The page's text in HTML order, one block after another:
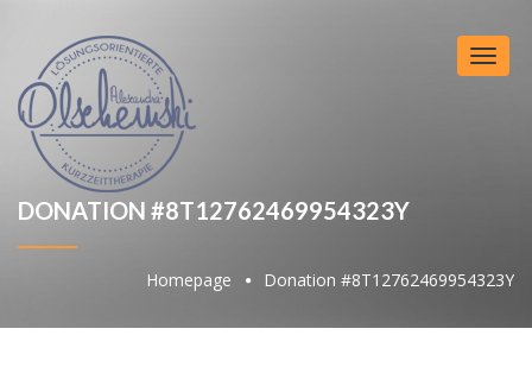
DONATION #8T12762469954323Y
Homepage Donation #8T12762469954323Y